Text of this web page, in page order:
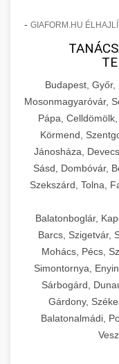
- GIAFORM.HU
Budapest,
Mosonmagyaróvár,
Pápa,
Körmend,
Jánosháza,
Sásd, Dombóvár,
Szekszárd, Tolna,
Balatonboglár,
Barcs, Szigetvár,
Mohács, Pécs,
Simontornya,
Sárbogárd,
Gárdony,
Balatonalmádi,